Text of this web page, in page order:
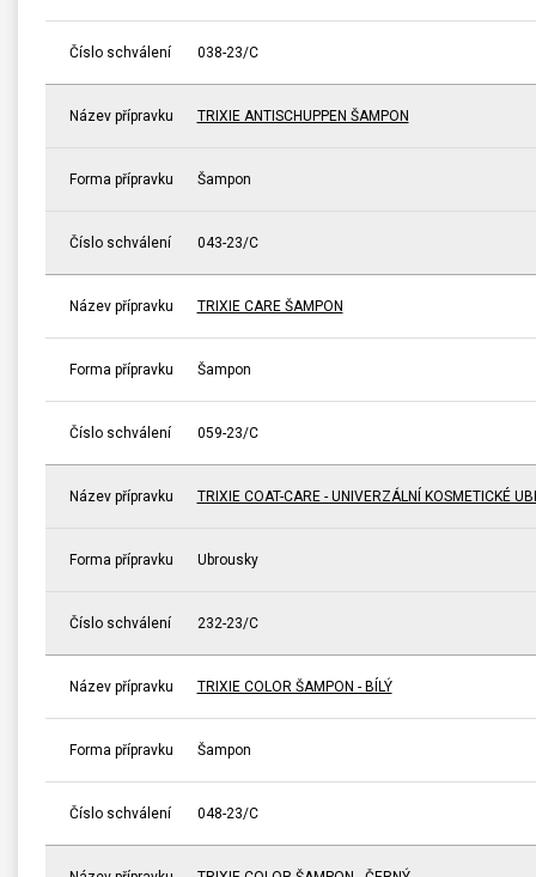
Číslo schválení 038-23/C
Název přípravku TRIXIE ANTISCHUPPEN ŠAMPON
Forma přípravku Šampon
Číslo schválení 043-23/C
Název přípravku TRIXIE CARE ŠAMPON
Forma přípravku Šampon
Číslo schválení 059-23/C
Název přípravku TRIXIE COAT-CARE - UNIVERZÁLNÍ KOSMETICKÉ
Forma přípravku Ubrousky
Číslo schválení 232-23/C
Název přípravku TRIXIE COLOR ŠAMPON - BÍLÝ
Forma přípravku Šampon
Číslo schválení 048-23/C